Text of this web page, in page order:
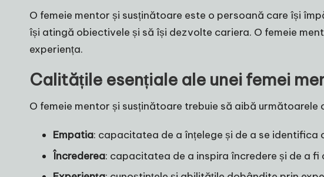
O femeie mentor și susținătoare este o persoană care își
își atingă obiectivele și să își dezvolte cariera. O femeie
experiența.
Calitățile esențiale ale unei femei
O femeie mentor și susținătoare trebuie să aibă următoarele
Empatia: capacitatea de a înțelege și de a se identifica
Încrederea: capacitatea de a inspira încredere și de a fi